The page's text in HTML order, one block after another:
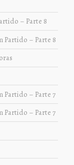
– Parte 8
Partido – Parte 8
Partido – Parte 7
Partido – Parte 7